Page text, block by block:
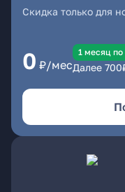
Скидка только для
0 ₽/мес
1 месяц по
Далее 700